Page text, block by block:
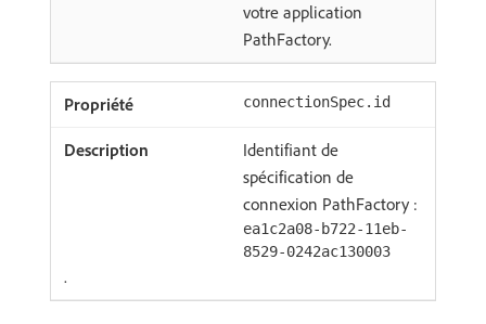
votre application
PathFactory.
connectionSpec.id
Identifiant de
spécification de
connexion PathFactory :
ea1c2a08-b722-11eb-
8529-0242ac130003
.